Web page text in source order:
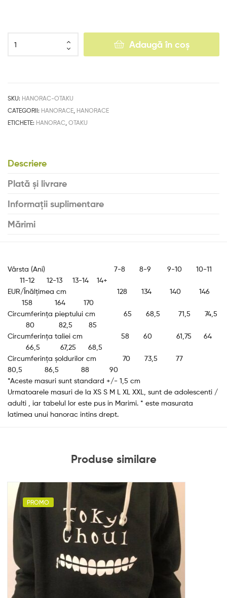
Adaugă în coș
SKU: HANORAC-OTAKU
CATEGORII: HANORACE, HANORACE
ETICHETE: HANORAC, OTAKU
Descriere
Plată și livrare
Informații suplimentare
Mărimi
Vârsta (Ani) 7-8 8-9 9-10 10-11
11-12 12-13 13-14 14+
EUR/Înălțimea cm 128 134 140 146
158 164 170
Circumferința pieptului cm 65 68,5 71,5 74,5
80 82,5 85
Circumferința taliei cm 58 60 61,75 64
66,5 67,25 68,5
Circumferința șoldurilor cm 70 73,5 77
80,5 86,5 88 90
*Aceste masuri sunt standard +/- 1,5 cm
Urmatoarele masuri de la XS S M L XL XXL, sunt de adolescenti /
adulti , iar tabelul lor este pus in Marimi. * este masurata
latimea unui hanorac intins drept.
Produse similare
PROMO